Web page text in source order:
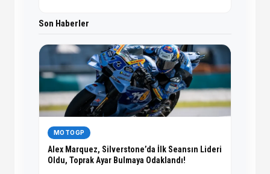
Son Haberler
MOTOGP
Alex Marquez, Silverstone’da İlk Seansın Lideri
Oldu, Toprak Ayar Bulmaya Odaklandı!